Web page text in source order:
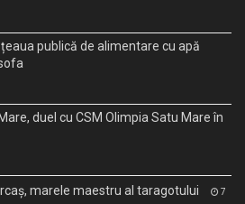
publică de alimentare cu apă
duel cu CSM Olimpia Satu Mare în
marele maestru al taragotului 7